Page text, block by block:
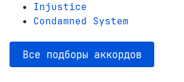
Injustice
Condamned System
Все подборы аккордов